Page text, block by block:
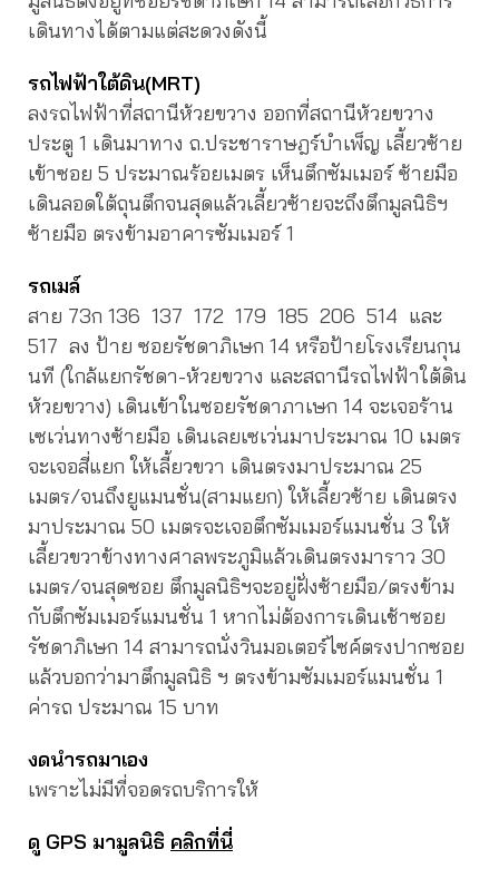
เดินทางได้ตามแต่สะดวงดังนี้
รถไฟฟ้าใต้ดิน(MRT)
ลงรถไฟฟ้าที่สถานีห้วยขวาง ออกที่สถานีห้วยขวาง
ประตู 1 เดินมาทาง ถ.ประชาราษฎร์บำเพ็ญ เลี้ยวซ้าย
เข้าซอย 5 ประมาณร้อยเมตร เห็นตึกซัมเมอร์ ซ้ายมือ
เดินลอดใต้ถุนตึกจนสุดแล้วเลี้ยวซ้ายจะถึงตึกมูลนิธิฯ
ซ้ายมือ ตรงข้ามอาคารซัมเมอร์ 1
รถเมล์
สาย 73ก 136 137 172 179 185 206 514 และ
517 ลง ป้าย ซอยรัชดาภิเษก 14 หรือป้ายโรงเรียนกุน
นที (ใกล้แยกรัชดา-ห้วยขวาง และสถานีรถไฟฟ้าใต้ดิน
ห้วยขวาง) เดินเข้าในซอยรัชดาภาเษก 14 จะเจอร้าน
เซเว่นทางซ้ายมือ เดินเลยเซเว่นมาประมาณ 10 เมตร
จะเจอสี่แยก ให้เลี้ยวขวา เดินตรงมาประมาณ 25
เมตร/จนถึงยูแมนชั่น(สามแยก) ให้เลี้ยวซ้าย เดินตรง
มาประมาณ 50 เมตรจะเจอตึกซัมเมอร์แมนชั่น 3 ให้
เลี้ยวขวาข้างทางศาลพระภูมิแล้วเดินตรงมาราว 30
เมตร/จนสุดซอย ตึกมูลนิธิฯจะอยู่ฝั่งซ้ายมือ/ตรงข้าม
กับตึกซัมเมอร์แมนชั่น 1 หากไม่ต้องการเดินเช้าซอย
รัชดาภิเษก 14 สามารถนั่งวินมอเตอร์ไซค์ตรงปากซอย
แล้วบอกว่ามาตึกมูลนิธิ ฯ ตรงข้ามซัมเมอร์แมนชั่น 1
ค่ารถ ประมาณ 15 บาท
งดนำรถมาเอง
เพราะไม่มีที่จอดรถบริการให้
ดู GPS มามูลนิธิ คลิกที่นี่